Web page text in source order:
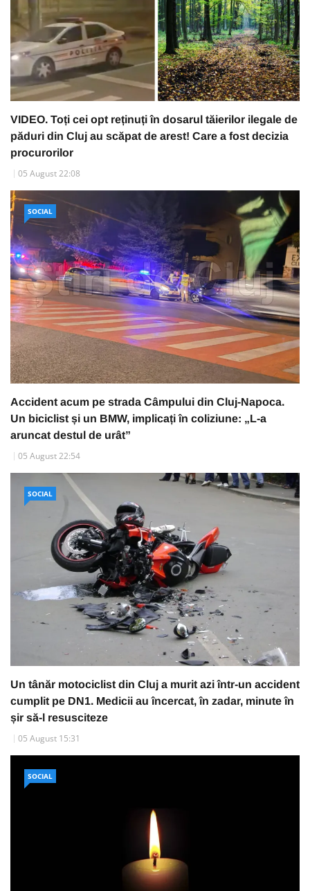
VIDEO. Toți cei opt reținuți în dosarul tăierilor ilegale de
păduri din Cluj au scăpat de arest! Care a fost decizia
procurorilor
05 August 22:08
SOCIAL
Accident acum pe strada Câmpului din Cluj-Napoca.
Un biciclist și un BMW, implicați în coliziune: „L-a
aruncat destul de urât”
05 August 22:54
SOCIAL
Un tânăr motociclist din Cluj a murit azi într-un accident
cumplit pe DN1. Medicii au încercat, în zadar, minute în
șir să-l resusciteze
05 August 15:31
SOCIAL